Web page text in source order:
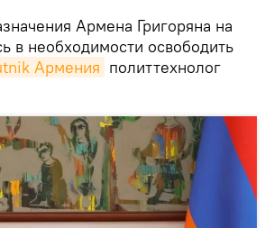
Армена Григоряна на
в необходимости освободить
Армения политтехнолог